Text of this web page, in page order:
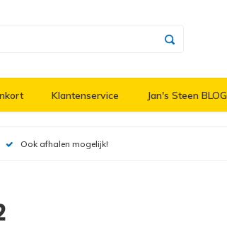
Klantenservice Jan's Steen BLOG
Ook afhalen mogelijk!